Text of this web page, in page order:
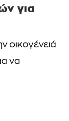
για
οικογένειά
να